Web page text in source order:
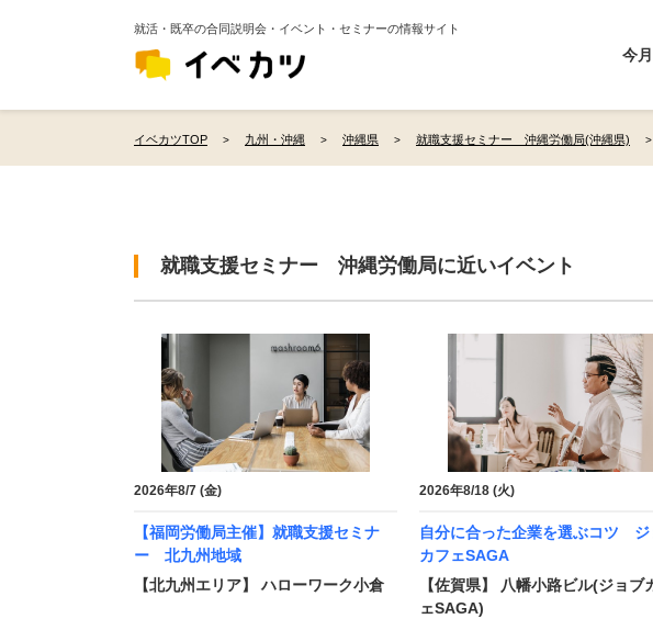
就活・既卒の合同説明会・イベント・セミナーの情報サイト
今
イベカツTOP 九州・沖縄 沖縄県 就職支援セミナー 沖縄労働局(沖縄県)
就職支援セミナー 沖縄労働局に近いイベント
2026年8/7 (金)
【福岡労働局主催】就職支援セミナ
ー 北九州地域
【北九州エリア】 ハローワーク小倉
2026年8/18 (火)
自分に合った企業を選ぶコツ ジ
カフェSAGA
【佐賀県】 八幡小路ビル(ジョブ
ェSAGA)